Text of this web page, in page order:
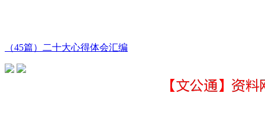
（45篇）二十大心得体会汇编